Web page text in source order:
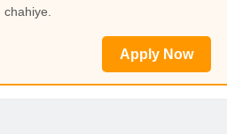
chahiye.
Apply Now